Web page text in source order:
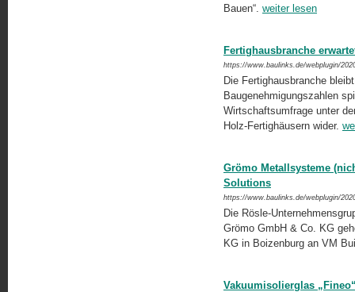
Bauen“. weiter lesen
Fertighausbranche
https://www.baulinks.de/webplugin/
Die Fertighausbranche
Baugenehmigungszahlen
Wirtschaftsumfrage unter
Holz-Fertighäusern wider.
Grömo Metallsysteme
Solutions
https://www.baulinks.de/webplugin/
Die Rösle-
Grömo GmbH & Co. KG
KG in Boizenburg an VM
Vakuumisolierglas